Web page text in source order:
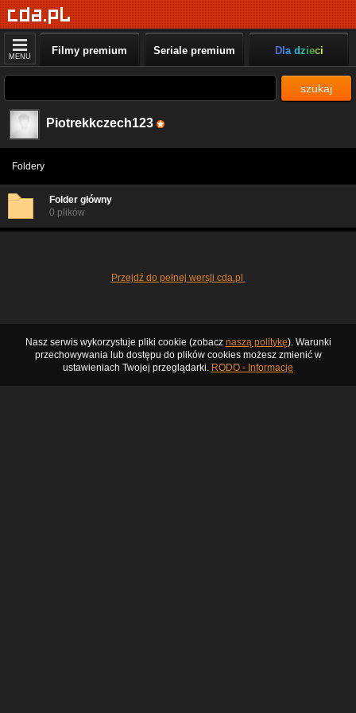
MENU Filmy premium Seriale premium Dla dzieci
szukaj
Piotrekkczech123
Foldery
Folder główny
0 plików
Przejdź do pełnej wersji cda.pl
Nasz serwis wykorzystuje pliki cookie (zobacz naszą politykę). Warunki
przechowywania lub dostępu do plików cookies możesz zmienić w
ustawieniach Twojej przeglądarki. RODO - Informacje